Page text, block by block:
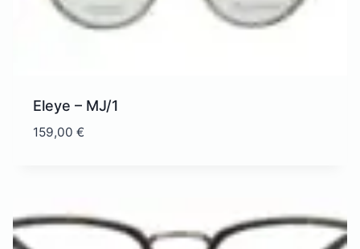
Eleye – MJ/1
159,00€